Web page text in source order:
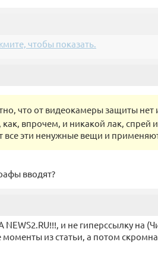
чтобы показать.
что от видеокамеры защиты нет
как, впрочем, и никакой лак,
все эти ненужные вещи и
вводят?
и не гиперссылку на
из статьи, а потом